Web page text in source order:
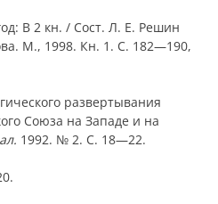
В 2 кн. / Сост. Л. Е. Решин
М., 1998. Кн. 1. С. 182—190,
развертывания
Союза на Западе и на
1992. № 2. С. 18—22.